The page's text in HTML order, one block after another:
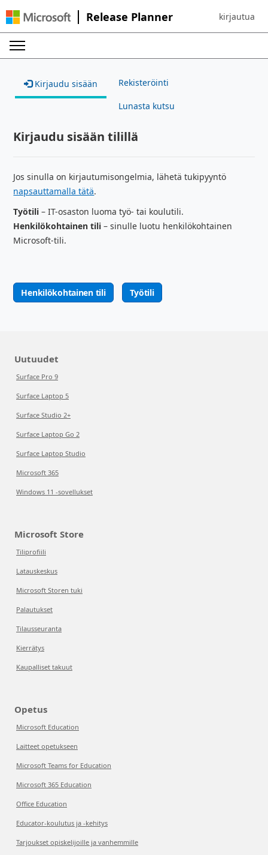
Release Planner Sign in to
kirjautua
Kirjaudu sisään Rekisteröinti
Lunasta kutsu
Kirjaudu sisään tilillä
Jos sinulla on kirjautumisongelmia, lähetä tukipyyntö
napsauttamalla tätä.
Työtili – IT-osaston luoma työ- tai koulutili.
Henkilökohtainen tili – sinulle luotu henkilökohtainen
Microsoft-tili.
Henkilökohtainen tili Työtili
Uutuudet
Surface Pro 9
Surface Laptop 5
Surface Studio 2+
Surface Laptop Go 2
Surface Laptop Studio
Microsoft 365
Windows 11 -sovellukset
Microsoft Store
Tiliprofiili
Latauskeskus
Microsoft Storen tuki
Palautukset
Tilausseuranta
Kierrätys
Kaupalliset takuut
Opetus
Microsoft Education
Laitteet opetukseen
Microsoft Teams for Education
Microsoft 365 Education
Office Education
Educator-koulutus ja -kehitys
Tarjoukset opiskelijoille ja vanhemmille